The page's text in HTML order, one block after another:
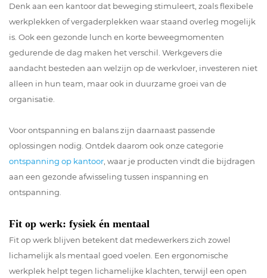
Denk aan een kantoor dat beweging stimuleert, zoals flexibele
werkplekken of vergaderplekken waar staand overleg mogelijk
is. Ook een gezonde lunch en korte beweegmomenten
gedurende de dag maken het verschil. Werkgevers die
aandacht besteden aan welzijn op de werkvloer, investeren niet
alleen in hun team, maar ook in duurzame groei van de
organisatie.
Voor ontspanning en balans zijn daarnaast passende
oplossingen nodig. Ontdek daarom ook onze categorie
ontspanning op kantoor, waar je producten vindt die bijdragen
aan een gezonde afwisseling tussen inspanning en
ontspanning.
Fit op werk: fysiek én mentaal
Fit op werk blijven betekent dat medewerkers zich zowel
lichamelijk als mentaal goed voelen. Een ergonomische
werkplek helpt tegen lichamelijke klachten, terwijl een open